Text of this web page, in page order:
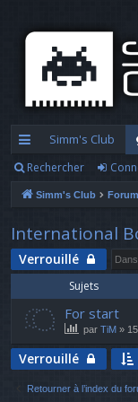
cc
ès
ra
pi
Simm's Club
Rechercher
Simm's Club
International
Verrouillé
Sujets
For start
par TiM »
Verrouillé
Retourner à l’index du